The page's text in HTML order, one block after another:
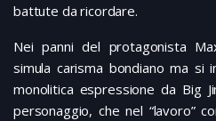
battute da ricordare.
Nei panni del protagonista
simula carisma bondiano ma si
monolitica espressione da Big
personaggio, che nel “lavoro”